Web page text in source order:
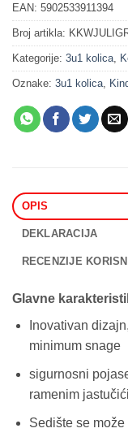
EAN: 5902533911394
Broj artikla:
Kategorije: 3u1 kolica
Oznake: 3u1 kolica
OPIS
DEKLARACIJA
RECENZIJE
Glavne
Inovativan
minimum snage
sigurnosni
ramenim
Sedište se